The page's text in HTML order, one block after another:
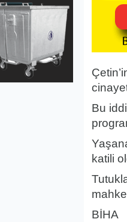
Bu
katili
BİHA